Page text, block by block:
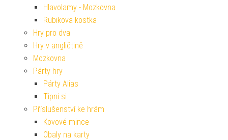
Hlavolamy - Mozkovna
Rubikova kostka
Hry pro dva
Hry v angličtině
Mozkovna
Párty hry
Párty Alias
Tipni si
Příslušenství ke hrám
Kovové mince
Obaly na karty